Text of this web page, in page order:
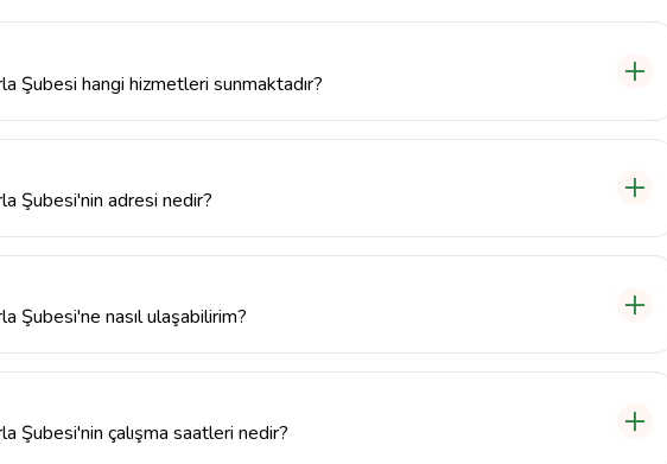
Şubesi hangi hizmetleri sunmaktadır?
Şubesi'nin adresi nedir?
Şubesi'ne nasıl ulaşabilirim?
Şubesi'nin çalışma saatleri nedir?